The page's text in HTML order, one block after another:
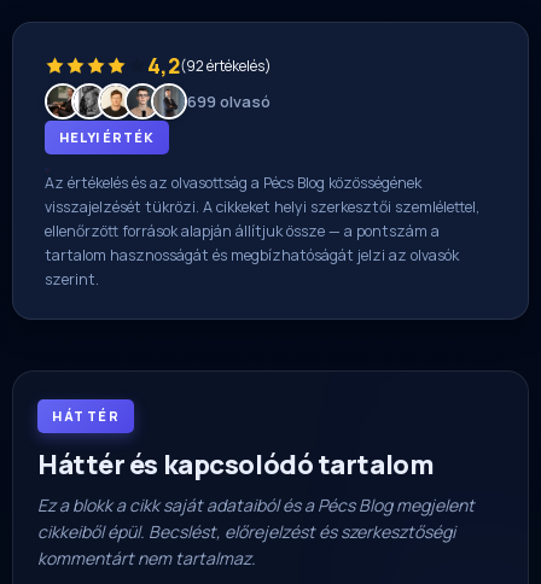
4,2(92 értékelés)
699 olvasó
HELYI ÉRTÉK
Az értékelés és az olvasottság a Pécs Blog közösségének
visszajelzését tükrözi. A cikkeket helyi szerkesztői szemlélettel,
ellenőrzött források alapján állítjuk össze — a pontszám a
tartalom hasznosságát és megbízhatóságát jelzi az olvasók
szerint.
HÁTTÉR
Háttér és kapcsolódó tartalom
Ez a blokk a cikk saját adataiból és a Pécs Blog megjelent
cikkeiből épül. Becslést, előrejelzést és szerkesztőségi
kommentárt nem tartalmaz.